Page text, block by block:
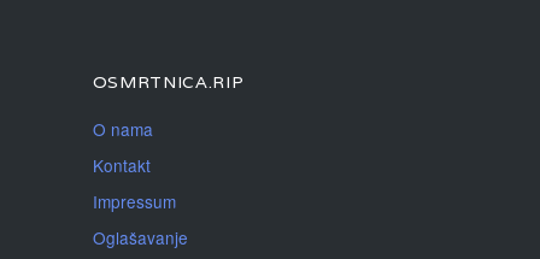
OSMRTNICA.RIP
O nama
Kontakt
Impressum
Oglašavanje